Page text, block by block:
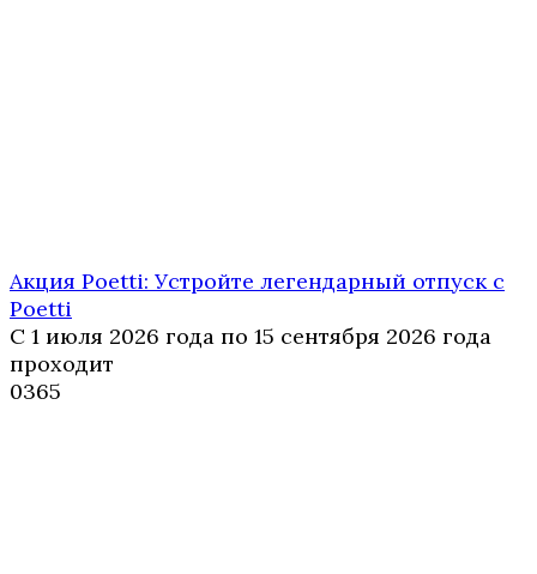
Акция Poetti: Устройте легендарный отпуск с
Poetti
С 1 июля 2026 года по 15 сентября 2026 года
проходит
0365